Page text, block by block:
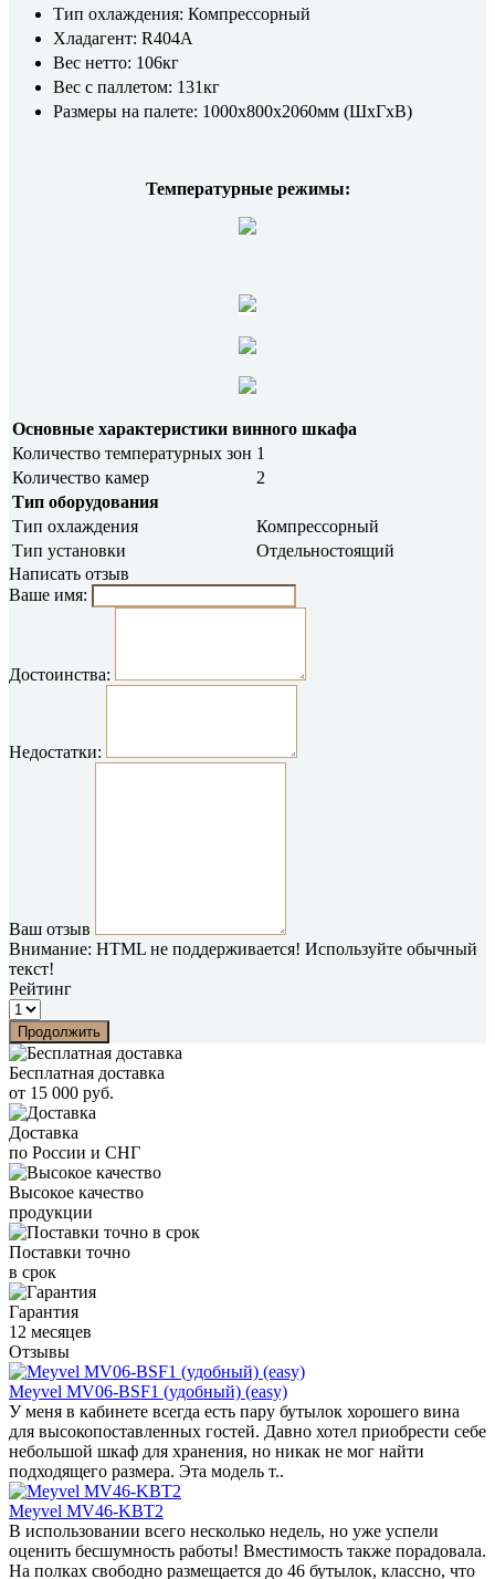
Тип охлаждения: Компрессорный
Хладагент: R404A
Вес нетто: 106кг
Вес с паллетом: 131кг
Размеры на палете: 1000x800x2060мм (ШхГхВ)
Температурные режимы:
Основные характеристики винного шкафа
Количество температурных зон 1
Количество камер
2
Тип оборудования
Тип охлаждения
Компрессорный
Тип установки
Отдельностоящий
Написать отзыв
Ваше имя:
Достоинства:
Недостатки:
Ваш отзыв
Внимание: HTML не поддерживается! Используйте обычный
текст!
Рейтинг
Продолжить
Бесплатная доставка
от 15 000 руб.
Доставка
по России и СНГ
Высокое качество
продукции
Поставки точно
в срок
Гарантия
12 месяцев
Отзывы
Meyvel MV06-BSF1 (удобный) (easy)
У меня в кабинете всегда есть пару бутылок хорошего вина
для высокопоставленных гостей. Давно хотел приобрести себе
небольшой шкаф для хранения, но никак не мог найти
подходящего размера. Эта модель т..
Meyvel MV46-KBT2
В использовании всего несколько недель, но уже успели
оценить бесшумность работы! Вместимость также порадовала.
На полках свободно размещается до 46 бутылок, классно, что